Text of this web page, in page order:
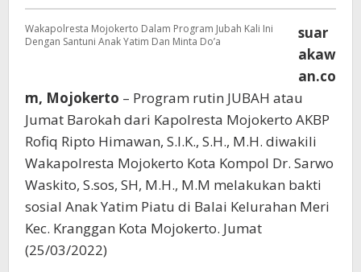
Yatim
Sekaligus
Minta
Wakapolresta Mojokerto Dalam Program Jubah Kali Ini
Dengan Santuni Anak Yatim Dan Minta Do’a
suar
akaw
an.co
m, Mojokerto – Program rutin JUBAH atau
Jumat Barokah dari Kapolresta Mojokerto AKBP
Rofiq Ripto Himawan, S.I.K., S.H., M.H. diwakili
Wakapolresta Mojokerto Kota Kompol Dr. Sarwo
Waskito, S.sos, SH, M.H., M.M melakukan bakti
sosial Anak Yatim Piatu di Balai Kelurahan Meri
Kec. Kranggan Kota Mojokerto. Jumat
(25/03/2022)